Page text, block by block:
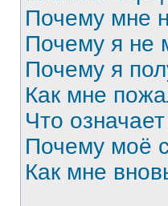
Почему мне
Почему я не
Почему я
Как мне
Что
Почему моё
Как мне